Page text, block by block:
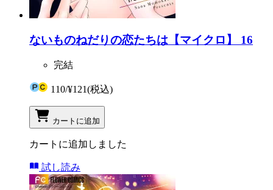
ないものねだりの恋たちは【マイクロ】 16
完結
110/¥121(税込)
カートに追加
カートに追加しました
試し読み